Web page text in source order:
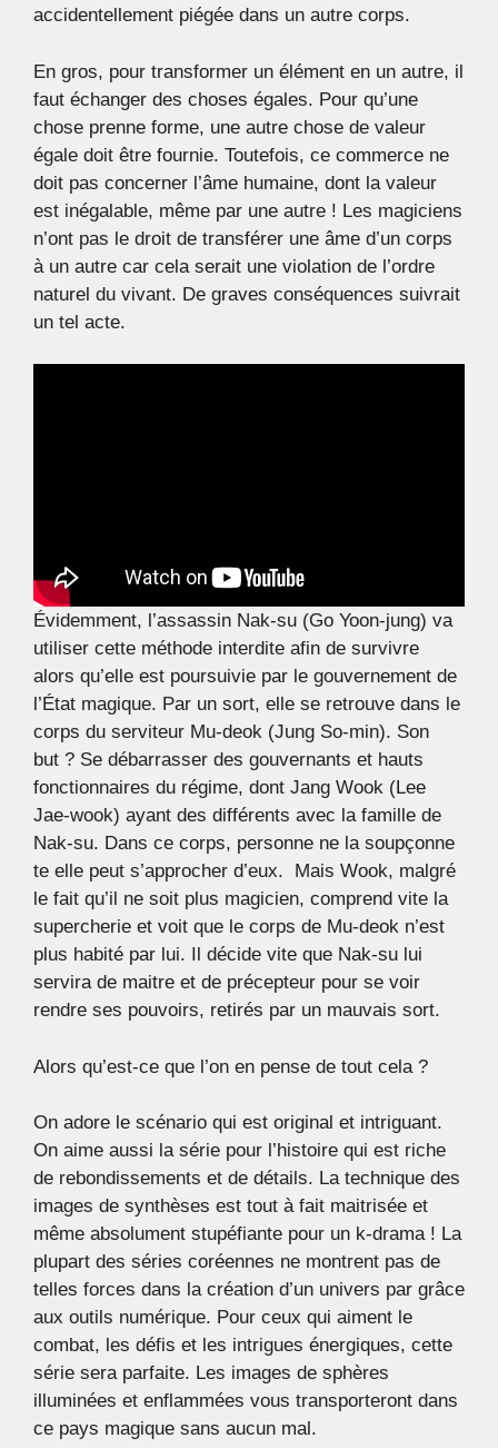
accidentellement piégée dans un autre corps.
En gros, pour transformer un élément en un autre, il
faut échanger des choses égales. Pour qu’une
chose prenne forme, une autre chose de valeur
égale doit être fournie. Toutefois, ce commerce ne
doit pas concerner l’âme humaine, dont la valeur
est inégalable, même par une autre ! Les magiciens
n’ont pas le droit de transférer une âme d’un corps
à un autre car cela serait une violation de l’ordre
naturel du vivant. De graves conséquences suivrait
un tel acte.
Évidemment, l’assassin Nak-su (Go Yoon-jung) va
utiliser cette méthode interdite afin de survivre
alors qu’elle est poursuivie par le gouvernement de
l’État magique. Par un sort, elle se retrouve dans le
corps du serviteur Mu-deok (Jung So-min). Son
but ? Se débarrasser des gouvernants et hauts
fonctionnaires du régime, dont Jang Wook (Lee
Jae-wook) ayant des différents avec la famille de
Nak-su. Dans ce corps, personne ne la soupçonne
te elle peut s’approcher d’eux. Mais Wook, malgré
le fait qu’il ne soit plus magicien, comprend vite la
supercherie et voit que le corps de Mu-deok n’est
plus habité par lui. Il décide vite que Nak-su lui
servira de maitre et de précepteur pour se voir
rendre ses pouvoirs, retirés par un mauvais sort.
Alors qu’est-ce que l’on en pense de tout cela ?
On adore le scénario qui est original et intriguant.
On aime aussi la série pour l’histoire qui est riche
de rebondissements et de détails. La technique des
images de synthèses est tout à fait maitrisée et
même absolument stupéfiante pour un k-drama ! La
plupart des séries coréennes ne montrent pas de
telles forces dans la création d’un univers par grâce
aux outils numérique. Pour ceux qui aiment le
combat, les défis et les intrigues énergiques, cette
série sera parfaite. Les images de sphères
illuminées et enflammées vous transporteront dans
ce pays magique sans aucun mal.